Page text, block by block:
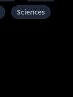
Sciences